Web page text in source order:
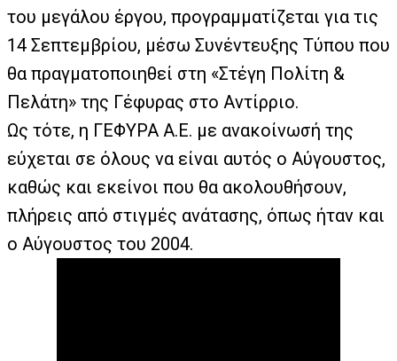
του μεγάλου έργου, προγραμματίζεται για τις
14 Σεπτεμβρίου, μέσω Συνέντευξης Τύπου που
θα πραγματοποιηθεί στη «Στέγη Πολίτη &
Πελάτη» της Γέφυρας στο Αντίρριο.
Ως τότε, η ΓΕΦΥΡΑ Α.Ε. με ανακοίνωσή της
εύχεται σε όλους να είναι αυτός ο Αύγουστος,
καθώς και εκείνοι που θα ακολουθήσουν,
πλήρεις από στιγμές ανάτασης, όπως ήταν και
ο Αύγουστος του 2004.